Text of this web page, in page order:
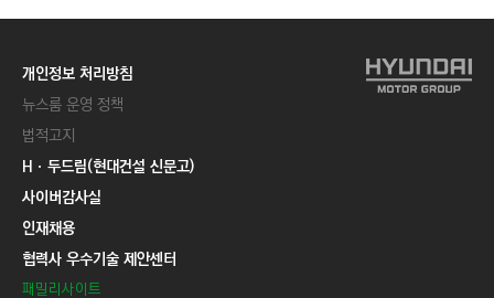
개인정보 처리방침
뉴스룸 운영 정책
법적고지
Hㆍ두드림(현대건설 신문고)
사이버감사실
인재채용
협력사 우수기술 제안센터
패밀리사이트